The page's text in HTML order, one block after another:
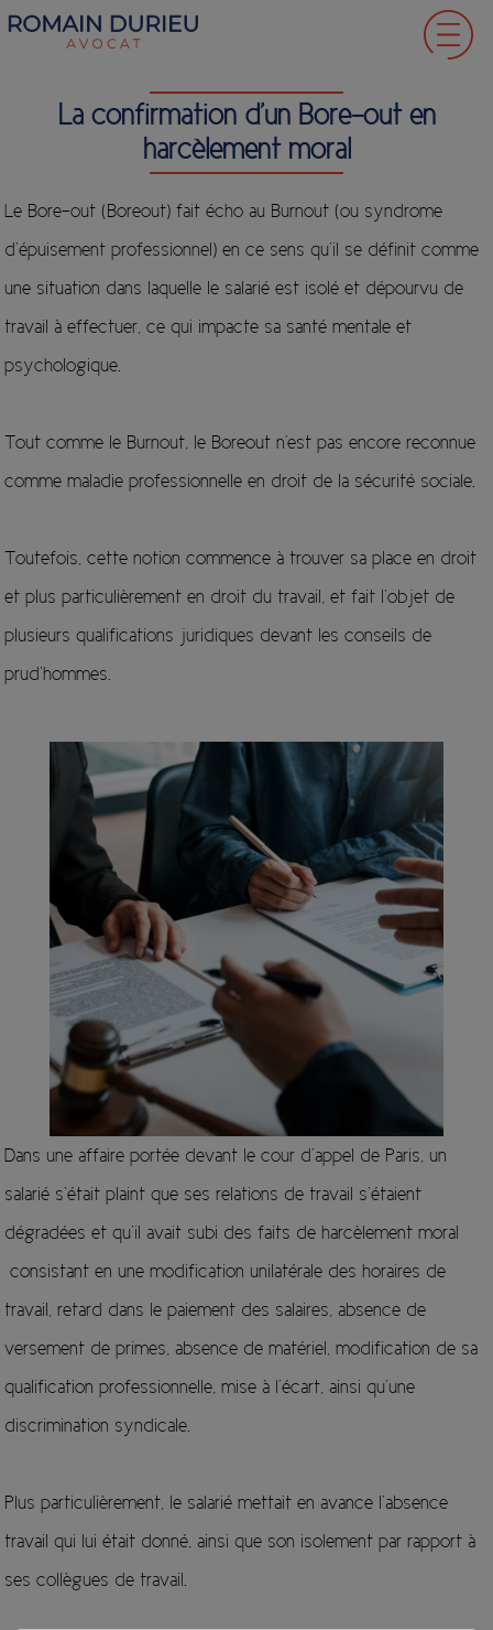
La confirmation d’un Bore-out en
harcèlement moral
Le Bore-out (Boreout) fait écho au Burnout (ou syndrome
d’épuisement professionnel) en ce sens qu’il se définit comme
une situation dans laquelle le salarié est isolé et dépourvu de
travail à effectuer, ce qui impacte sa santé mentale et
psychologique.
Tout comme le Burnout, le Boreout n'est pas encore reconnue
comme maladie professionnelle en droit de la sécurité sociale.
Toutefois, cette notion commence à trouver sa place en droit
et plus particulièrement en droit du travail, et fait l’objet de
plusieurs qualifications juridiques devant les conseils de
prud’hommes.
Dans une affaire portée devant le cour d’appel de Paris, un
salarié s’était plaint que ses relations de travail s’étaient
dégradées et qu’il avait subi des faits de harcèlement moral
consistant en une modification unilatérale des horaires de
travail, retard dans le paiement des salaires, absence de
versement de primes, absence de matériel, modification de sa
qualification professionnelle, mise à l’écart, ainsi qu’une
discrimination syndicale.
Plus particulièrement, le salarié mettait en avance l’absence
travail qui lui était donné, ainsi que son isolement par rapport à
ses collègues de travail.